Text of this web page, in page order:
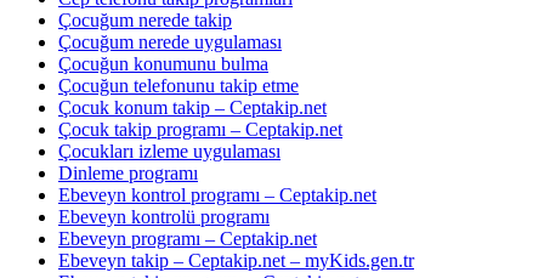
Çocuğum nerede takip
Çocuğum nerede uygulaması
Çocuğun konumunu bulma
Çocuğun telefonunu takip etme
Çocuk konum takip – Ceptakip.net
Çocuk takip programı – Ceptakip.net
Çocukları izleme uygulaması
Dinleme programı
Ebeveyn kontrol programı – Ceptakip.net
Ebeveyn kontrolü programı
Ebeveyn programı – Ceptakip.net
Ebeveyn takip – Ceptakip.net – myKids.gen.tr